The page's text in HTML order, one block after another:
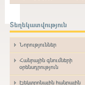
Տեղեկատվություն
Նորություններ
Հանրային գնումների
օրենսդրություն
Էլեկտրոնային հանրային